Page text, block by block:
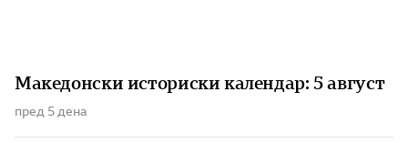
Македонски историски календар: 5 август
пред 5 дена